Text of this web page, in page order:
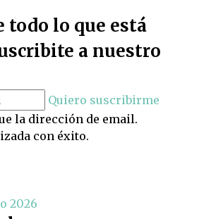
todo lo que está
a nuestro
Quiero suscribirme
la dirección de email.
con éxito.
2026